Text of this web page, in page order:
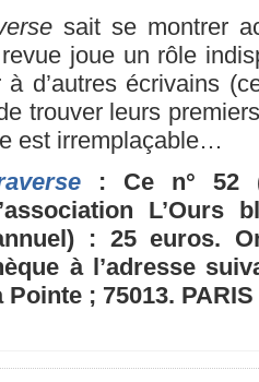
sait se montrer
joue un rôle
d’autres écrivains
trouver leurs
est irremplaçable…
: Ce n° 52
: 25 euros.
à l’adresse
; 75013. PARIS